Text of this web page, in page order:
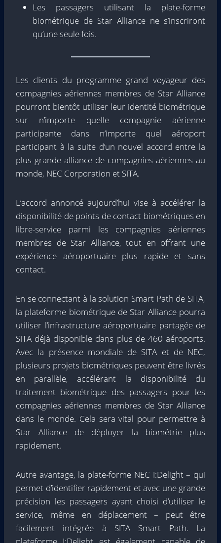
Les passagers utilisant la plate-forme
biométrique de Star Alliance ne s’inscriront
qu’une seule fois.
Les clients du programme grand voyageur des
compagnies aériennes membres de Star Alliance
pourront bientôt utiliser leur identité biométrique
sur n’importe quelle compagnie aérienne
participante dans n’importe quel aéroport
participant à la suite d’un nouvel accord entre la
plus grande alliance de compagnies aériennes au
monde, NEC Corporation et SITA.
L’accord annoncé aujourd’hui vise à accélérer la
disponibilité de points de contact biométriques en
libre-service parmi les compagnies aériennes
membres de Star Alliance, tout en offrant une
expérience aéroportuaire plus rapide et sans
contact.
En se connectant à la solution Smart Path de SITA,
la plateforme biométrique de Star Alliance pourra
utiliser l’infrastructure aéroportuaire partagée de
SITA déjà disponible dans plus de 460 aéroports.
Avec la présence mondiale de SITA et de NEC,
plusieurs projets biométriques peuvent être livrés
en parallèle, accélérant la disponibilité du
traitement biométrique des passagers pour les
compagnies aériennes membres de Star Alliance
dans le monde. Cela sera vital pour permettre à
Star Alliance de déployer la biométrie plus
rapidement.
Autre avantage, la plate-forme NEC I:Delight – qui
permet d’identifier rapidement et avec une grande
précision les passagers ayant choisi d’utiliser le
service, même en déplacement – ​​peut être
facilement intégrée à SITA Smart Path. La